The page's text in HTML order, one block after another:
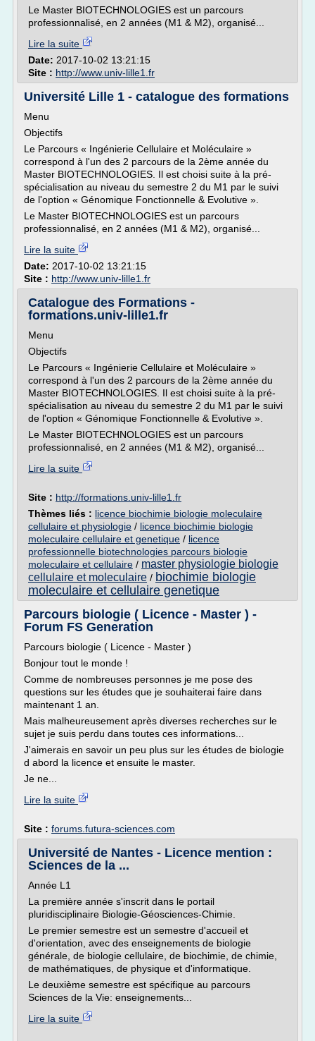
Le Master BIOTECHNOLOGIES est un parcours
professionnalisé, en 2 années (M1 & M2), organisé...
Lire la suite
Date: 2017-10-02 13:21:15
Site : http://www.univ-lille1.fr
Université Lille 1 - catalogue des formations
Menu
Objectifs
Le Parcours « Ingénierie Cellulaire et Moléculaire »
correspond à l'un des 2 parcours de la 2ème année du
Master BIOTECHNOLOGIES. Il est choisi suite à la pré-
spécialisation au niveau du semestre 2 du M1 par le suivi
de l'option « Génomique Fonctionnelle & Evolutive ».
Le Master BIOTECHNOLOGIES est un parcours
professionnalisé, en 2 années (M1 & M2), organisé...
Lire la suite
Date: 2017-10-02 13:21:15
Site : http://www.univ-lille1.fr
Catalogue des Formations -
formations.univ-lille1.fr
Menu
Objectifs
Le Parcours « Ingénierie Cellulaire et Moléculaire »
correspond à l'un des 2 parcours de la 2ème année du
Master BIOTECHNOLOGIES. Il est choisi suite à la pré-
spécialisation au niveau du semestre 2 du M1 par le suivi
de l'option « Génomique Fonctionnelle & Evolutive ».
Le Master BIOTECHNOLOGIES est un parcours
professionnalisé, en 2 années (M1 & M2), organisé...
Lire la suite
Site : http://formations.univ-lille1.fr
Thèmes liés : licence biochimie biologie moleculaire
cellulaire et physiologie / licence biochimie biologie
moleculaire cellulaire et genetique / licence
professionnelle biotechnologies parcours biologie
moleculaire et cellulaire / master physiologie biologie
cellulaire et moleculaire / biochimie biologie
moleculaire et cellulaire genetique
Parcours biologie ( Licence - Master ) -
Forum FS Generation
Parcours biologie ( Licence - Master )
Bonjour tout le monde !
Comme de nombreuses personnes je me pose des
questions sur les études que je souhaiterai faire dans
maintenant 1 an.
Mais malheureusement après diverses recherches sur le
sujet je suis perdu dans toutes ces informations...
J'aimerais en savoir un peu plus sur les études de biologie
d abord la licence et ensuite le master.
Je ne...
Lire la suite
Site : forums.futura-sciences.com
Université de Nantes - Licence mention :
Sciences de la ...
Année L1
La première année s'inscrit dans le portail
pluridisciplinaire Biologie-Géosciences-Chimie.
Le premier semestre est un semestre d'accueil et
d'orientation, avec des enseignements de biologie
générale, de biologie cellulaire, de biochimie, de chimie,
de mathématiques, de physique et d'informatique.
Le deuxième semestre est spécifique au parcours
Sciences de la Vie: enseignements...
Lire la suite